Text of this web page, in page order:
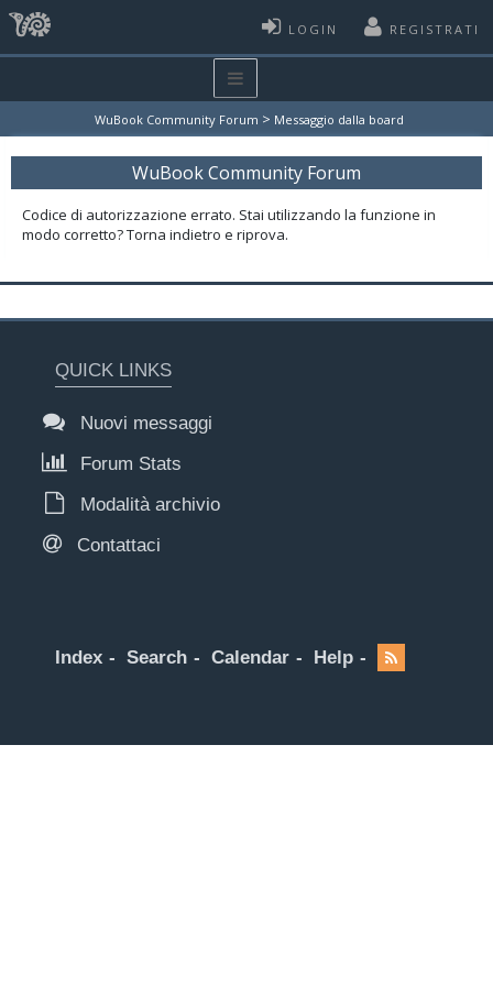
LOGIN REGISTRATI
WuBook Community Forum > Messaggio dalla board
WuBook Community Forum
Codice di autorizzazione errato. Stai utilizzando la funzione in
modo corretto? Torna indietro e riprova.
QUICK LINKS
Nuovi messaggi
Forum Stats
Modalità archivio
Contattaci
Index Search Calendar Help